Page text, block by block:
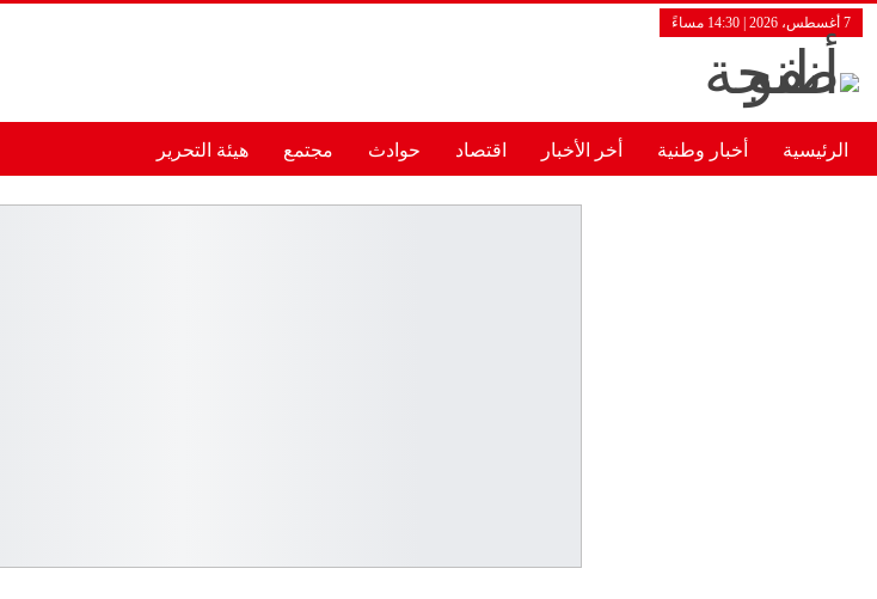
7 أغسطس، 2026 | 14:30 مساءً
الرئيسية أخبار وطنية أخر الأخبار اقتصاد حوادث مجتمع هيئة التحرير